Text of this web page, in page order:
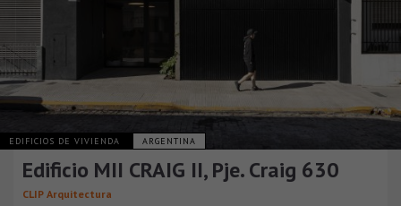
EDIFICIOS DE VIVIENDA ARGENTINA
Edificio MII CRAIG II, Pje. Craig 630
CLIP Arquitectura